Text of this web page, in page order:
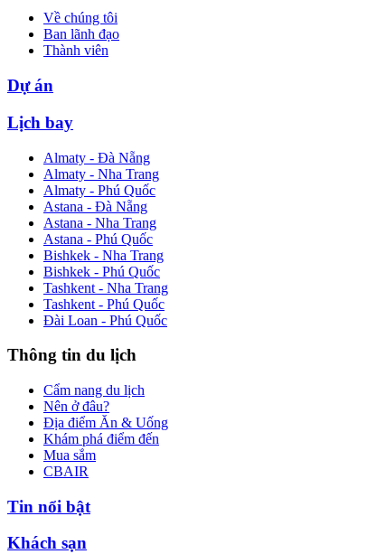
Về chúng tôi
Ban lãnh đạo
Thành viên
Dự án
Lịch bay
Almaty - Đà Nẵng
Almaty - Nha Trang
Almaty - Phú Quốc
Astana - Đà Nẵng
Astana - Nha Trang
Astana - Phú Quốc
Bishkek - Nha Trang
Bishkek - Phú Quốc
Tashkent - Nha Trang
Tashkent - Phú Quốc
Đài Loan - Phú Quốc
Thông tin du lịch
Cẩm nang du lịch
Nên ở đâu?
Địa điểm Ăn & Uống
Khám phá điểm đến
Mua sắm
CBAIR
Tin nổi bật
Khách sạn